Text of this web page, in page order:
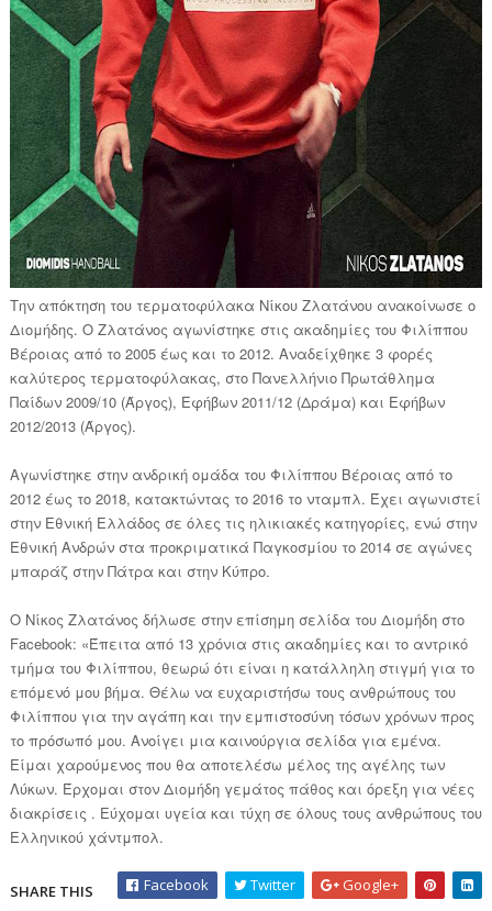
Την απόκτηση του τερματοφύλακα Νίκου Ζλατάνου ανακοίνωσε ο
Διομήδης. Ο Ζλατάνος αγωνίστηκε στις ακαδημίες του Φιλίππου
Βέροιας από το 2005 έως και το 2012. Αναδείχθηκε 3 φορές
καλύτερος τερματοφύλακας, στο Πανελλήνιο Πρωτάθλημα
Παίδων 2009/10 (Άργος), Εφήβων 2011/12 (Δράμα) και Εφήβων
2012/2013 (Άργος).
Αγωνίστηκε στην ανδρική ομάδα του Φιλίππου Βέροιας από το
2012 έως το 2018, κατακτώντας το 2016 το νταμπλ. Έχει αγωνιστεί
στην Εθνική Ελλάδος σε όλες τις ηλικιακές κατηγορίες, ενώ στην
Εθνική Ανδρών στα προκριματικά Παγκοσμίου το 2014 σε αγώνες
μπαράζ στην Πάτρα και στην Κύπρο.
Ο Νίκος Ζλατάνος δήλωσε στην επίσημη σελίδα του Διομήδη στο
Facebook: «Έπειτα από 13 χρόνια στις ακαδημίες και το αντρικό
τμήμα του Φιλίππου, θεωρώ ότι είναι η κατάλληλη στιγμή για το
επόμενό μου βήμα. Θέλω να ευχαριστήσω τους ανθρώπους του
Φιλίππου για την αγάπη και την εμπιστοσύνη τόσων χρόνων προς
το πρόσωπό μου. Ανοίγει μια καινούργια σελίδα για εμένα.
Είμαι χαρούμενος που θα αποτελέσω μέλος της αγέλης των
Λύκων. Έρχομαι στον Διομήδη γεμάτος πάθος και όρεξη για νέες
διακρίσεις . Εύχομαι υγεία και τύχη σε όλους τους ανθρώπους του
Ελληνικού χάντμπολ.
SHARE THIS Facebook Twitter Google+